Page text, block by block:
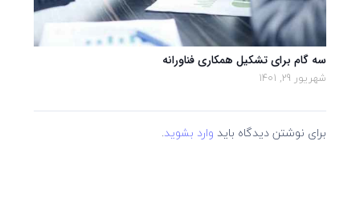
سه گام برای تشکیل همکاری فناورانه
شهریور 29, 1401
برای نوشتن دیدگاه باید وارد بشوید.